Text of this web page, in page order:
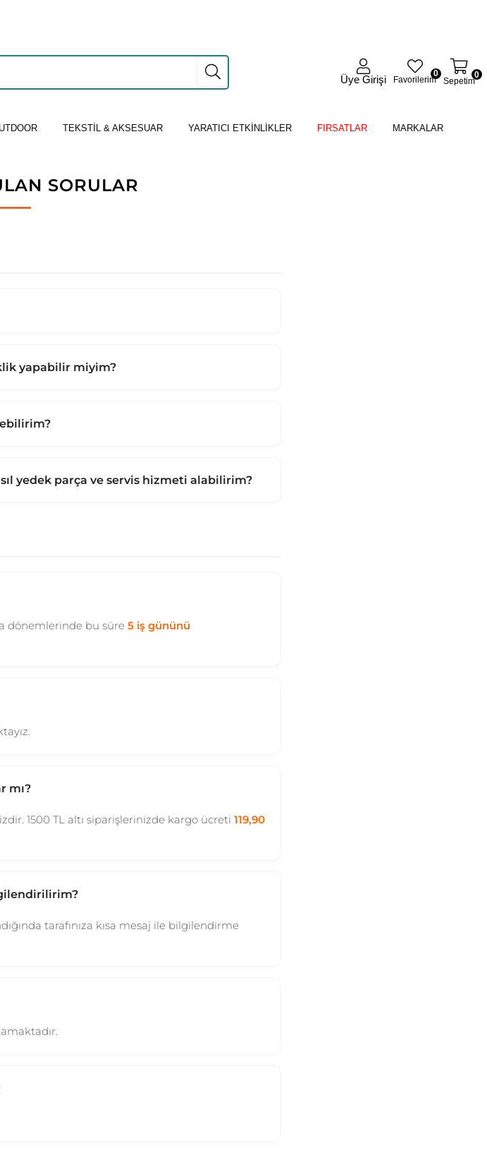
Üye Girişi Favorilerim
0
Sepetim
0
TEKSTİL & AKSESUAR YARATICI ETKİNLİKLER FIRSATLAR MARKALAR
SORULAR
yapabilir miyim?
yedek parça ve servis hizmeti alabilirim?
dönemlerinde bu süre 5 iş gününü
mı?
1500 TL altı siparişlerinizde kargo ücreti 119,90
tarafınıza kısa mesaj ile bilgilendirme